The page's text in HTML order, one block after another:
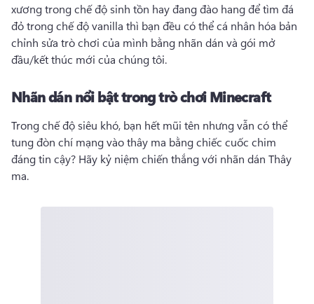
xương trong chế độ sinh tồn hay đang đào hang để tìm đá
đỏ trong chế độ vanilla thì bạn đều có thể cá nhân hóa bản
chỉnh sửa trò chơi của mình bằng nhãn dán và gói mở
đầu/kết thúc mới của chúng tôi.
Nhãn dán nổi bật trong trò chơi Minecraft
Trong chế độ siêu khó, bạn hết mũi tên nhưng vẫn có thể
tung đòn chí mạng vào thây ma bằng chiếc cuốc chim
đáng tin cậy? Hãy kỷ niệm chiến thắng với nhãn dán Thây
ma.